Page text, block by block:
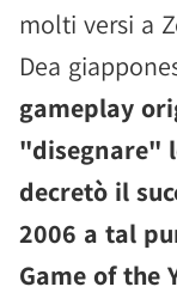
molti versi a
Dea
gameplay
"disegnare"
decretò il
2006 a tal
Game of the